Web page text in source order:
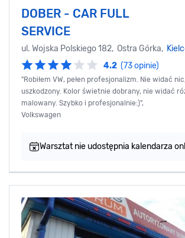
DOBER - CAR FULL
SERVICE
ul. Wojska Polskiego 182, Ostra Górka,
4.2 (73 opinie)
"Robiłem VW, pełen profesjonalizm. Nie widać
uszkodzony. Kolor świetnie dobrany, nie widać
malowany. Szybko i profesjonalnie:)",
Volkswagen
Warsztat nie udostępnia kalendarza